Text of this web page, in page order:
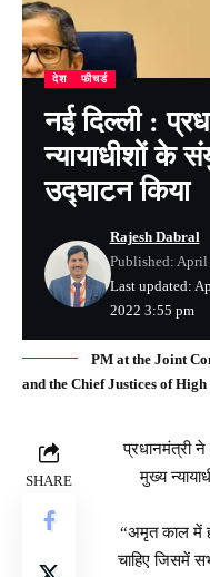
देश फीचर्ड
नई दिल्ली :
न्यायाधीशों के
उद्घाटन किया
Last updated:
2022 3:55 pm
Rajesh Dabral
Published: April
PM at the Joint
and the Chief Justices of
SHARE
प्रधानमंत्री
मुख्य
“अमृत काल में
चाहिए जिसमें